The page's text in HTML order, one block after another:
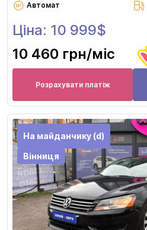
Автомат
Ціна: 10 999$
10 460 грн/міс
Розрахувати платіж
На майданчику (d)
Вінниця